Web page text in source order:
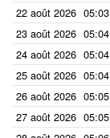
22 août 2026 05:03
23 août 2026 05:04
24 août 2026 05:04
25 août 2026 05:04
26 août 2026 05:05
27 août 2026 05:05